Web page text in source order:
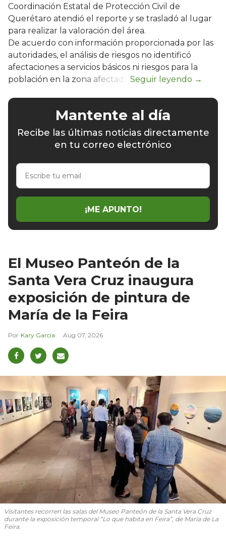
Coordinación Estatal de Protección Civil de
Querétaro atendió el reporte y se trasladó al lugar
para realizar la valoración del área.
De acuerdo con información proporcionada por las
autoridades, el análisis de riesgos no identificó
afectaciones a servicios básicos ni riesgos para la
población en la zona afectada.
Mantente al día
Recibe las últimas noticias directamente
en tu correo electrónico
Escribe
email
¡ME APUNTO!
El Museo Panteón de la
Santa Vera Cruz inaugura
exposición de pintura de
María de la Feira
Kary García Aug 07, 2026
Visitantes recorren las salas del Museo Panteón de la Santa Vera Cruz
durante la exposición temporal “Lo que habita en Feira”, de María de La
Feira.